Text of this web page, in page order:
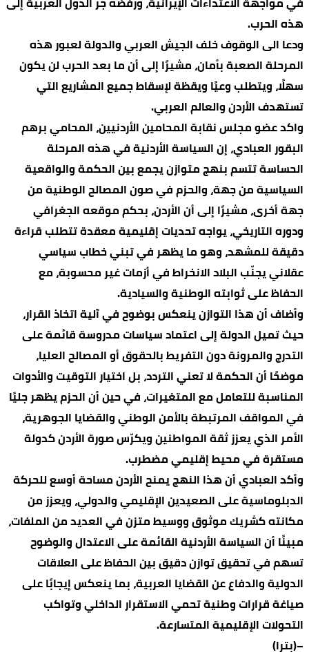
هذه الحرب.
ودعا الى الوقوف خلف الجيش العربي والدولة لعبور هذه
المرحلة الصعبة بأمان، مشيرًا إلى أن ما بعد الحرب لن يكون
سهلًا، ويتطلب وعيًا ويقظة لإسقاط جميع المشاريع التي
تستهدف الأردن والعالم العربي.
واكد عضو مجلس نقابة المحامين الأردنيين، المحامي برهم
البقور العبادي، إن السياسة الأردنية في هذه المرحلة
الحساسة تتسم بنهج متوازن يجمع بين الحكمة والواقعية
السياسية من جهة، والحزم في صون المصالح الوطنية من
جهة أخرى، مشيرًا إلى أن الأردن، بحكم موقعه الجغرافي
ودوره التاريخي، يواجه تحديات إقليمية معقدة تتطلب قراءة
دقيقة للمشهد، وهو ما يظهر في تبني خطاب سياسي
عقلاني يجنّب البلاد الانخراط في أزمات غير محسوبة، مع
الحفاظ على ثوابته الوطنية والسيادية.
وأضاف أن هذا التوازن ينعكس بوضوح في آلية اتخاذ القرار،
حيث تميل الدولة إلى اعتماد سياسات مدروسة قائمة على
التدرج والمرونة دون التفريط بالحقوق أو المصالح العليا،
موضحًا أن الحكمة لا تعني التردد، بل اختيار التوقيت والأدوات
المناسبة للتعامل مع المتغيرات، في حين أن الحزم يظهر جليًا
في المواقف المرتبطة بالأمن الوطني والقضايا الجوهرية،
الأمر الذي يعزز ثقة المواطنين ويكرّس صورة الأردن كدولة
مستقرة في محيط إقليمي مضطرب.
وأكد العبادي أن هذا النهج يمنح الأردن مساحة أوسع للحركة
الدبلوماسية على الصعيدين الإقليمي والدولي، ويعزز من
مكانته كشريك موثوق ووسيط متزن في العديد من الملفات،
مبينًا أن السياسة الأردنية القائمة على الاعتدال والوضوح
تسهم في تحقيق توازن دقيق بين الحفاظ على العلاقات
الدولية والدفاع عن القضايا العربية، بما ينعكس إيجابًا على
صياغة قرارات وطنية تحمي الاستقرار الداخلي وتواكب
التحولات الإقليمية المتسارعة.
–(بترا)